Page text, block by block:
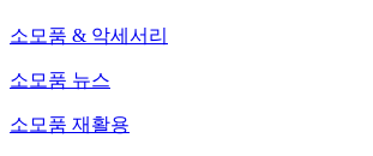
소모품 & 악세서리
소모품 뉴스
소모품 재활용